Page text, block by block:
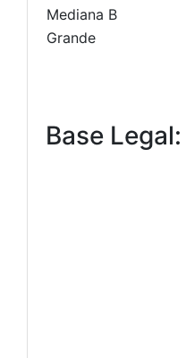
Mediana B
Grande
Base Legal: